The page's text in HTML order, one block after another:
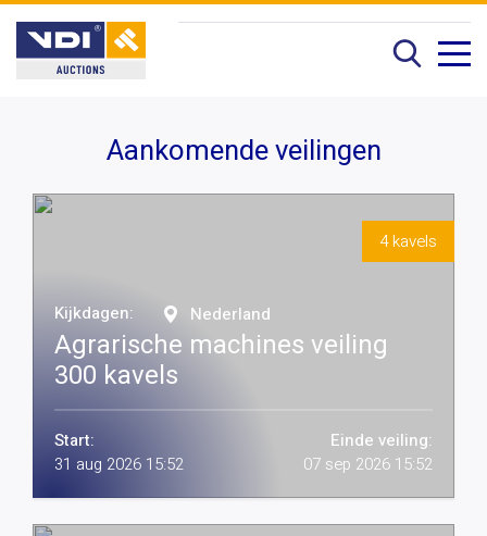
Aankomende veilingen
Kijkdagen: Nederland
Agrarische machines veiling
300 kavels
Start:
31 aug 2026 15:52
Einde veiling:
07 sep 2026 15:52
4 kavels